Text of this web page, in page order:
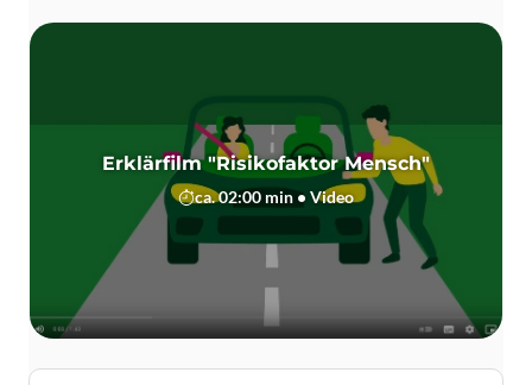
Erklärfilm "Risikofaktor Mensch"
ca. 02:00 min • Video